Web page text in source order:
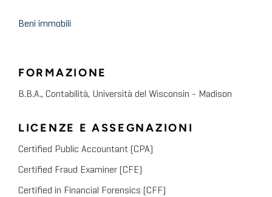
Beni immobili
FORMAZIONE
B.B.A., Contabilità, Università del Wisconsin - Madison
LICENZE E ASSEGNAZIONI
Certified Public Accountant (CPA)
Certified Fraud Examiner (CFE)
Certified in Financial Forensics (CFF)